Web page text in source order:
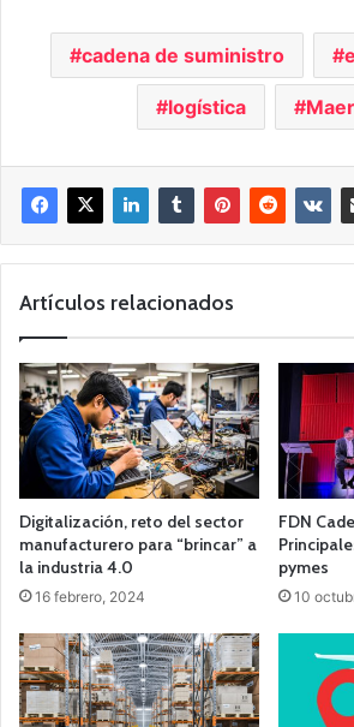
cadena de suministro
logística
Artículos relacionados
Digitalización, reto del sector
manufacturero para “brincar” a
la industria 4.0
16 febrero, 2024
FDN
pymes
10